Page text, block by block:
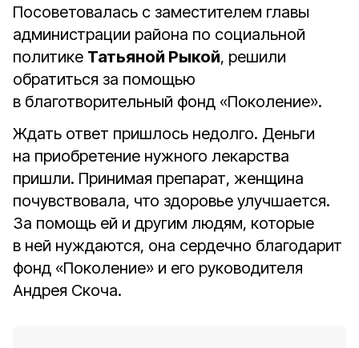
Посоветовалась с заместителем главы
администрации района по социальной
политике Татьяной Рыкой, решили
обратиться за помощью
в благотворительный фонд «Поколение».
Ждать ответ пришлось недолго. Деньги
на приобретение нужного лекарства
пришли. Принимая препарат, женщина
почувствовала, что здоровье улучшается.
За помощь ей и другим людям, которые
в ней нуждаются, она сердечно благодарит
фонд «Поколение» и его руководителя
Андрея Скоча.